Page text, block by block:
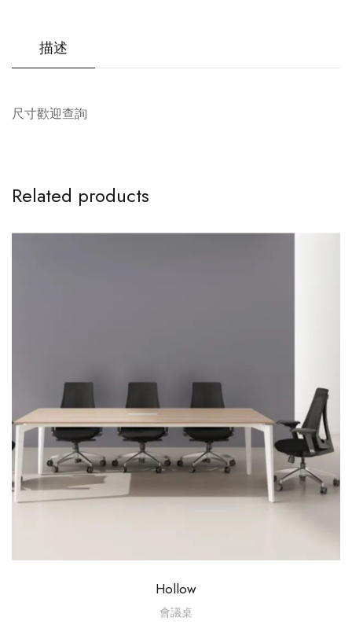
描述
尺寸歡迎查詢
Related products
Hollow
會議桌